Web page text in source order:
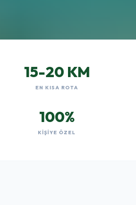
15-20 KM
EN KISA ROTA
100%
KIŞIYE ÖZEL